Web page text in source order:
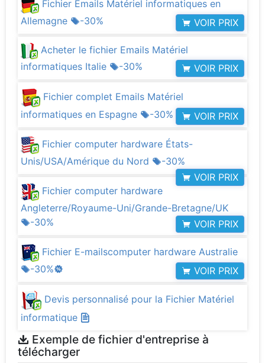
Fichier Emails Matériel informatiques en
Allemagne
-30% VOIR PRIX
Acheter le fichier Emails Matériel
informatiques Italie
-30% VOIR PRIX
Fichier complet Emails Matériel
informatiques en Espagne
-30% VOIR PRIX
Fichier computer hardware États-
Unis/USA/Amérique du Nord
-30%
VOIR PRIX
Fichier computer hardware
Angleterre/Royaume-Uni/Grande-Bretagne/UK
-30%
VOIR PRIX
Fichier E-mailscomputer hardware Australie
-30%
VOIR PRIX
Devis personnalisé pour la Fichier Matériel
informatique
Exemple de fichier d'entreprise à
télécharger